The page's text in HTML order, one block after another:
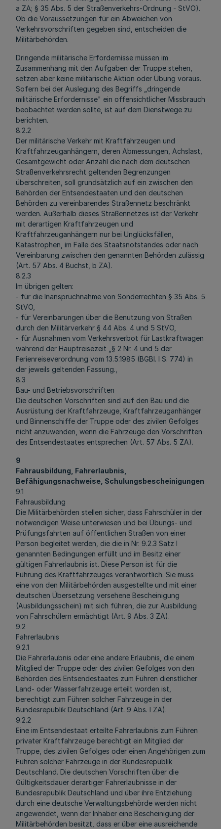
a ZA; § 35 Abs. 5 der Straßenverkehrs-Ordnung - StVO).
Ob die Voraussetzungen für ein Abweichen von
Verkehrsvorschriften gegeben sind, entscheiden die
Militärbehörden.
Dringende militärische Erfordernisse müssen im
Zusammenhang mit den Aufgaben der Truppe stehen,
setzen aber keine militärische Aktion oder Übung voraus.
Sofern bei der Auslegung des Begriffs „dringende
militärische Erfordernisse" ein offensichtlicher Missbrauch
beobachtet werden sollte, ist auf dem Dienstwege zu
berichten.
8.2.2
Der militärische Verkehr mit Kraftfahrzeugen und
Kraftfahrzeuganhängern, deren Abmessungen, Achslast,
Gesamtgewicht oder Anzahl die nach dem deutschen
Straßenverkehrsrecht geltenden Begrenzungen
überschreiten, soll grundsätzlich auf ein zwischen den
Behörden der Entsendestaaten und den deutschen
Behörden zu vereinbarendes Straßennetz beschränkt
werden. Außerhalb dieses Straßennetzes ist der Verkehr
mit derartigen Kraftfahrzeugen und
Kraftfahrzeuganhängern nur bei Unglücksfällen,
Katastrophen, im Falle des Staatsnotstandes oder nach
Vereinbarung zwischen den genannten Behörden zulässig
(Art. 57 Abs. 4 Buchst, b ZA).
8.2.3
Im übrigen gelten:
- für die Inanspruchnahme von Sonderrechten § 35 Abs. 5
StVO,
- für Vereinbarungen über die Benutzung von Straßen
durch den Militärverkehr § 44 Abs. 4 und 5 StVO,
- für Ausnahmen vom Verkehrsverbot für Lastkraftwagen
während der Hauptreisezeit „§ 2 Nr. 4 und 5 der
Ferienreiseverordnung vom 13.5.1985 (BGBl. I S. 774) in
der jeweils geltenden Fassung.,
8.3
Bau- und Betriebsvorschriften
Die deutschen Vorschriften sind auf den Bau und die
Ausrüstung der Kraftfahrzeuge, Kraftfahrzeuganhänger
und Binnenschiffe der Truppe oder des zivilen Gefolges
nicht anzuwenden, wenn die Fahrzeuge den Vorschriften
des Entsendestaates entsprechen (Art. 57 Abs. 5 ZA).
9
Fahrausbildung, Fahrerlaubnis,
Befähigungsnachweise, Schulungsbescheinigungen
9.1
Fahrausbildung
Die Militärbehörden stellen sicher, dass Fahrschüler in der
notwendigen Weise unterwiesen und bei Übungs- und
Prüfungsfahrten auf öffentlichen Straßen von einer
Person begleitet werden, die die in Nr. 9.2.3 Satz l
genannten Bedingungen erfüllt und im Besitz einer
gültigen Fahrerlaubnis ist. Diese Person ist für die
Führung des Kraftfahrzeuges verantwortlich. Sie muss
eine von den Militärbehörden ausgestellte und mit einer
deutschen Übersetzung versehene Bescheinigung
(Ausbildungsschein) mit sich führen, die zur Ausbildung
von Fahrschülern ermächtigt (Art. 9 Abs. 3 ZA).
9.2
Fahrerlaubnis
9.2.1
Die Fahrerlaubnis oder eine andere Erlaubnis, die einem
Mitglied der Truppe oder des zivilen Gefolges von den
Behörden des Entsendestaates zum Führen dienstlicher
Land- oder Wasserfahrzeuge erteilt worden ist,
berechtigt zum Führen solcher Fahrzeuge in der
Bundesrepublik Deutschland (Art. 9 Abs. l ZA).
9.2.2
Eine im Entsendestaat erteilte Fahrerlaubnis zum Führen
privater Kraftfahrzeuge berechtigt ein Mitglied der
Truppe, des zivilen Gefolges oder einen Angehörigen zum
Führen solcher Fahrzeuge in der Bundesrepublik
Deutschland. Die deutschen Vorschriften über die
Gültigkeitsdauer derartiger Fahrerlaubnisse in der
Bundesrepublik Deutschland und über ihre Entziehung
durch eine deutsche Verwaltungsbehörde werden nicht
angewendet, wenn der Inhaber eine Bescheinigung der
Militärbehörden besitzt, dass er über eine ausreichende